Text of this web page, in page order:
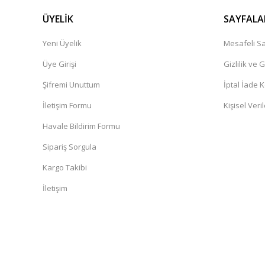
ÜYELİK
Yeni Üyelik
Üye Girişi
Şifremi Unuttum
İletişim Formu
Havale Bildirim Formu
Sipariş Sorgula
Kargo Takibi
İletişim
Mesafeli
Gizlilik ve
İptal İade
Kişisel